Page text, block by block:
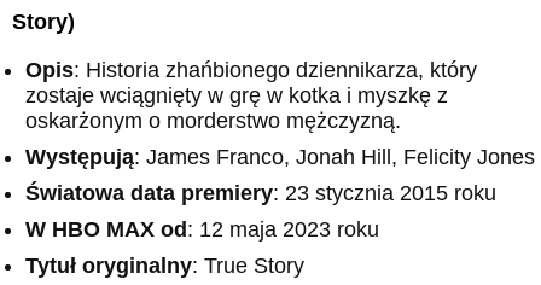
Story)
Opis: Historia zhańbionego dziennikarza, który
zostaje wciągnięty w grę w kotka i myszkę z
oskarżonym o morderstwo mężczyzną.
Występują: James Franco, Jonah Hill, Felicity Jones
Światowa data premiery: 23 stycznia 2015 roku
W HBO MAX od : 12 maja 2023 roku
Tytuł oryginalny: True Story